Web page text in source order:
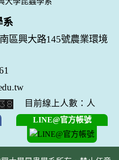
系
區興大路145號農業環境
目前線上人數：人
LINE@官方帳號